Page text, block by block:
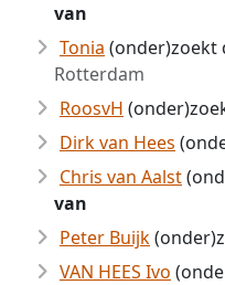
van
Tonia (onder)zoekt
Rotterdam
RoosvH
Dirk van Hees
Chris van Aalst
van
Peter Buijk
VAN HEES Ivo